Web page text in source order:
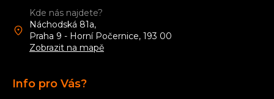
Kde nás najdete?
Náchodská 81a,
Praha 9 - Horní Počernice, 193 00
Zobrazit na mapě
Info pro Vás?